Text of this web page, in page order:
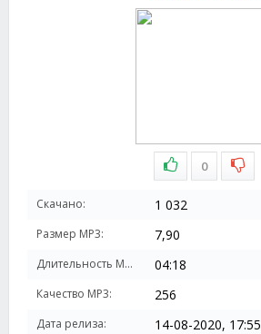
0
Скачано: 1 032
Размер MP3: 7,90
Длительность MP3: 04:18
Качество MP3: 256
Дата релиза: 14-08-2020, 17:55